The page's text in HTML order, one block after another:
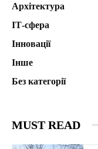
Архітектура
ІТ-сфера
Інновації
Інше
Без категорії
MUST READ